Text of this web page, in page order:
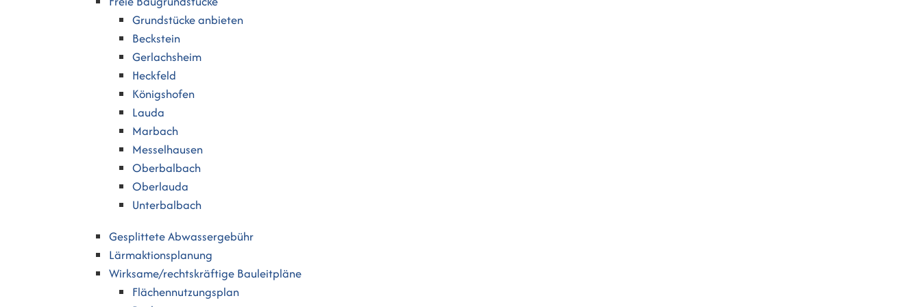
Grundstücke anbieten
Beckstein
Gerlachsheim
Heckfeld
Königshofen
Lauda
Marbach
Messelhausen
Oberbalbach
Oberlauda
Unterbalbach
Gesplittete Abwassergebühr
Lärmaktionsplanung
Wirksame/rechtskräftige Bauleitpläne
Flächennutzungsplan